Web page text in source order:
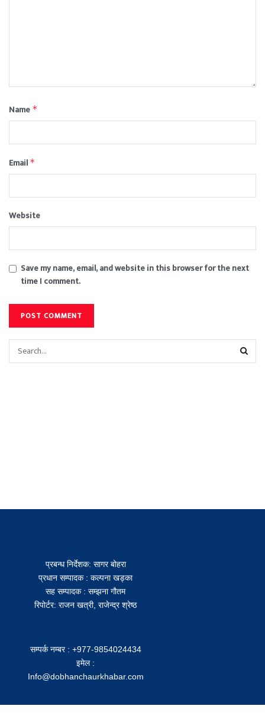
Name *
Email *
Website
Save my name, email, and website in this browser for the next
time I comment.
प्रबन्ध निर्देशक: सागर बोहरा
प्रधान सम्पादक : कल्पना खड्का
सह सम्पादक : सम्झना गौतम
रिपोर्टर: राजन खत्री, राजेन्द्र श्रेष्ठ
सम्पर्क नम्बर : +977-9854024434
इमेल :
Info@dobhanchaurkhabar.com